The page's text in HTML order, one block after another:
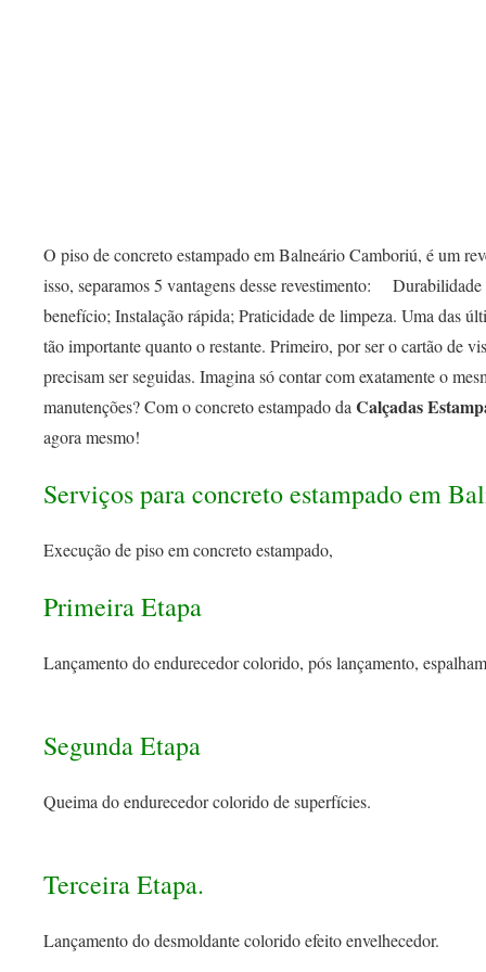
O piso de concreto estampado em Balneário Camboriú, é um
isso, separamos 5 vantagens desse revestimento: ⠀
benefício; Instalação rápida; Praticidade de limpeza. Uma das
tão importante quanto o restante. Primeiro, por ser o cartão de
precisam ser seguidas. Imagina só contar com exatamente o
manutenções? Com o concreto estampado da Calçadas
agora mesmo!
Serviços para concreto estampado em
Execução de piso em concreto estampado,
Primeira Etapa
Lançamento do endurecedor colorido, pós lançamento,
Segunda Etapa
Queima do endurecedor colorido de superfícies.
Terceira Etapa.
Lançamento do desmoldante colorido efeito envelhecedor.